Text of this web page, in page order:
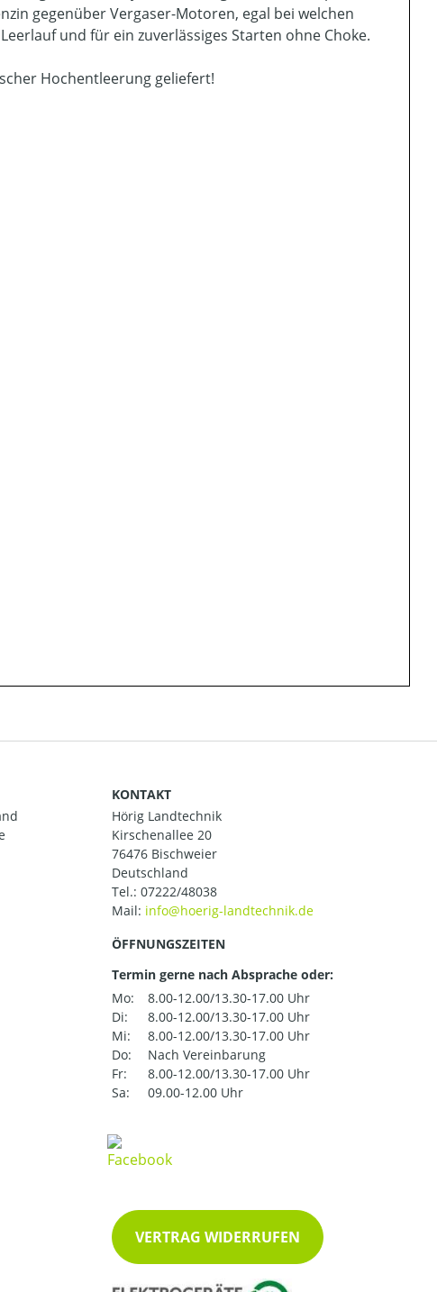
gegenüber Vergaser-Motoren, egal bei welchen
und für ein zuverlässiges Starten ohne Choke.
Hochentleerung geliefert!
KONTAKT
Hörig Landtechnik
Kirschenallee 20
76476 Bischweier
Deutschland
Tel.: 07222/48038
Mail:
ÖFFNUNGSZEITEN
Termin gerne nach Absprache oder:
Mo:
8.00-12.00/13.30-17.00 Uhr
Di:
8.00-12.00/13.30-17.00 Uhr
Mi:
8.00-12.00/13.30-17.00 Uhr
Do:
Nach Vereinbarung
Fr:
8.00-12.00/13.30-17.00 Uhr
Sa:
09.00-12.00 Uhr
VERTRAG WIDERRUFEN